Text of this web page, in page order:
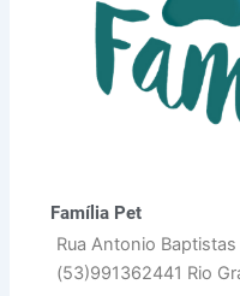
Família Pet
Rua Antonio
(53)991362441 Rio